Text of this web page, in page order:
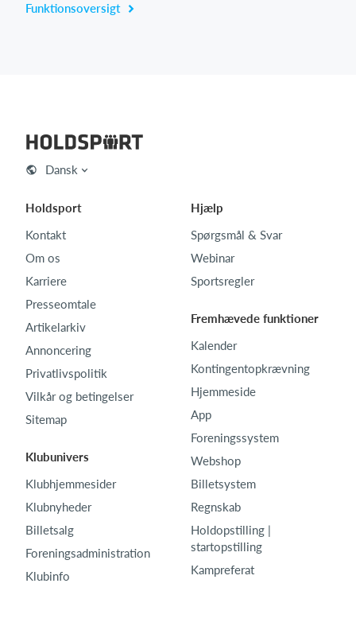
Funktionsoversigt
Dansk
Holdsport
Kontakt
Om os
Karriere
Presseomtale
Artikelarkiv
Annoncering
Privatlivspolitik
Vilkår og betingelser
Sitemap
Klubunivers
Klubhjemmesider
Klubnyheder
Billetsalg
Foreningsadministration
Klubinfo
Hjælp
Spørgsmål & Svar
Webinar
Sportsregler
Fremhævede funktioner
Kalender
Kontingentopkrævning
Hjemmeside
App
Foreningssystem
Webshop
Billetsystem
Regnskab
Holdopstilling |
startopstilling
Kampreferat